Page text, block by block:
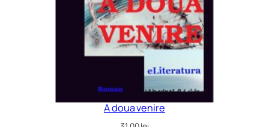
A doua venire